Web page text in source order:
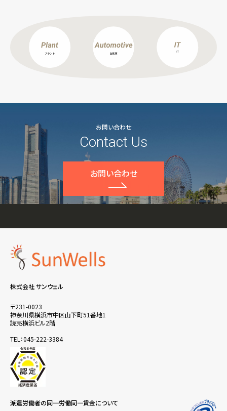
お問い合わせ
Contact Us
お問い合わせ
株式会社 サンウェル
〒231-0023
神奈川県横浜市中区山下町51番地1
読売横浜ビル2階
TEL：045-222-3384
派遣労働者の同一労働同一賃金について